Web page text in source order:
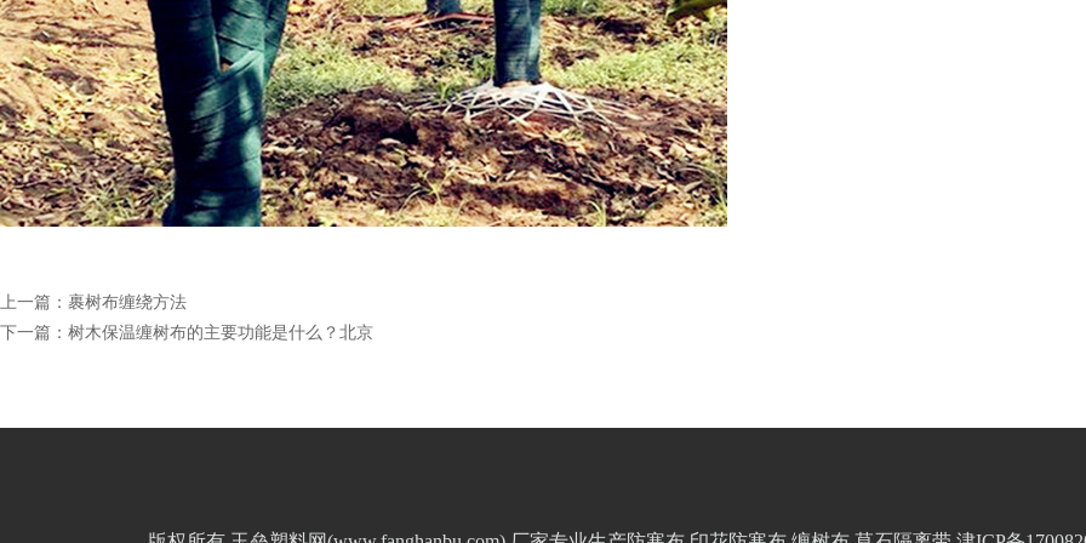
上一篇： 裹树布缠绕方法
下一篇： 树木保温缠树布的主要功能是什么？北京